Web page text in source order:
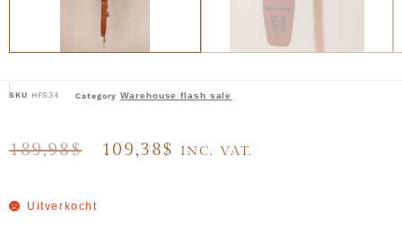
SKU HFS34 Category Warehouse flash sale
189,98$ 109,38$ INC. VAT.
Uitverkocht